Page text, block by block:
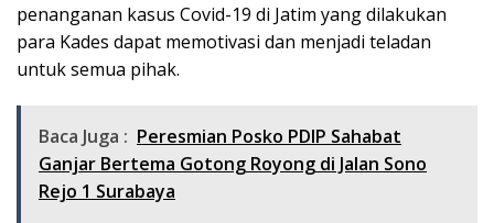
penanganan kasus Covid-19 di Jatim yang dilakukan
para Kades dapat memotivasi dan menjadi teladan
untuk semua pihak.
Baca Juga : Peresmian Posko PDIP Sahabat
Ganjar Bertema Gotong Royong di Jalan Sono
Rejo 1 Surabaya